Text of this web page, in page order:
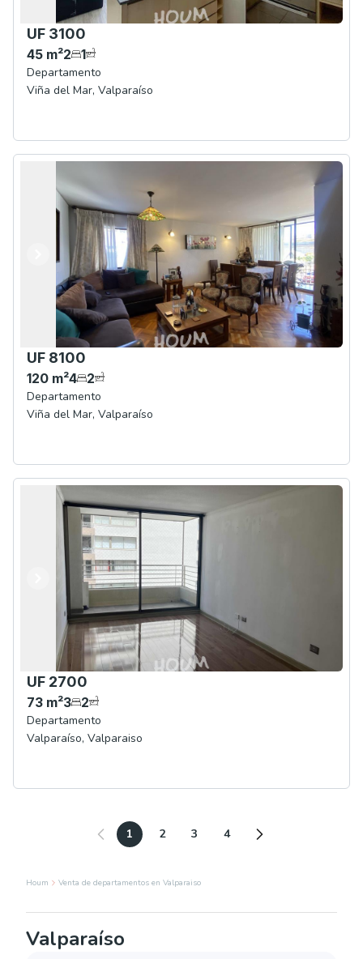
UF 3100
45 m²2 1
Departamento
Viña del Mar, Valparaíso
Anterior
Siguiente
UF 8100
120 m²4 2
Departamento
Viña del Mar, Valparaíso
Anterior
Siguiente
UF 2700
73 m²3 2
Departamento
Valparaíso, Valparaiso
1 2 3 4
Houm Venta de departamentos en Valparaiso
Valparaíso